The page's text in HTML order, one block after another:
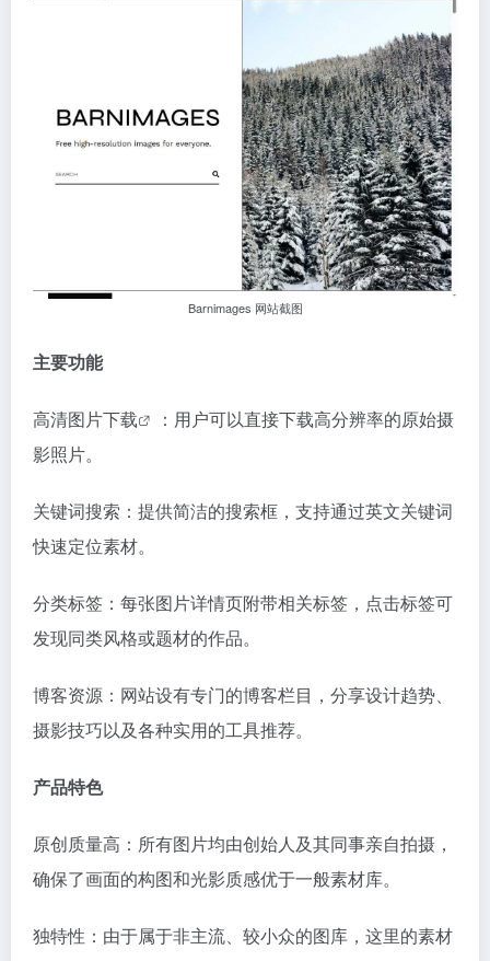
Barnimages 网站截图
主要功能
高清图片下载
：用户可以直接下载高分辨率的原始摄
影照片。
关键词搜索：提供简洁的搜索框，支持通过英文关键词
快速定位素材。
分类标签：每张图片详情页附带相关标签，点击标签可
发现同类风格或题材的作品。
博客资源：网站设有专门的博客栏目，分享设计趋势、
摄影技巧以及各种实用的工具推荐。
产品特色
原创质量高：所有图片均由创始人及其同事亲自拍摄，
确保了画面的构图和光影质感优于一般素材库。
独特性：由于属于非主流、较小众的图库，这里的素材